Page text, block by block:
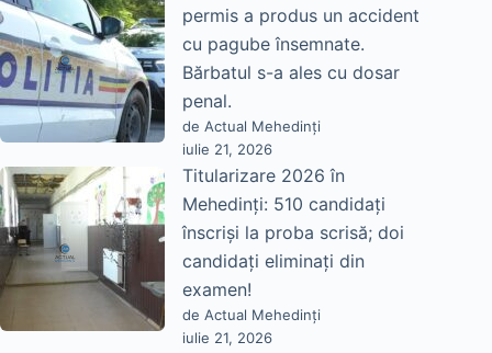
permis a produs un accident
cu pagube însemnate.
Bărbatul s-a ales cu dosar
penal.
de Actual Mehedinți
iulie 21, 2026
Titularizare 2026 în
Mehedinți: 510 candidați
înscriși la proba scrisă; doi
candidați eliminați din
examen!
de Actual Mehedinți
iulie 21, 2026